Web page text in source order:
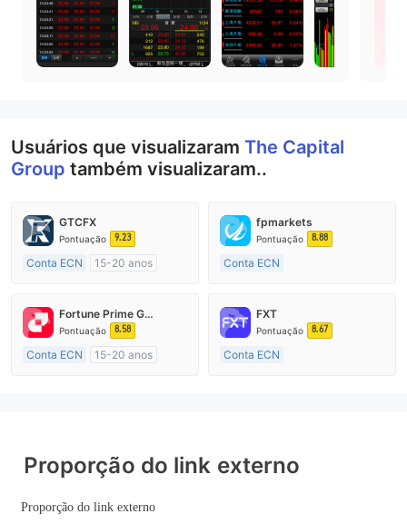
Usuários que visualizaram The Capital
Group também visualizaram..
GTCFX
Pontuação 9.23
Conta ECN
15-20 anos
Market Marketing (MM)
Etiqueta principal MT4
fpmarkets
Pontuação 8.88
Conta ECN
Austrália Regulamento
Market Marketing (MM)
Fortune Prime Global
Pontuação 8.58
Conta ECN
15-20 anos
FXT
Pontuação 8.67
Conta ECN
Proporção do link externo